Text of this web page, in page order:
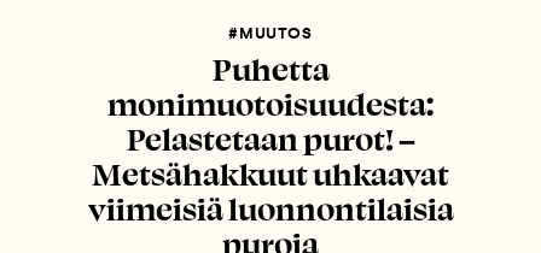
#MUUTOS
Puhetta
monimuotoisuudesta:
Pelastetaan purot! –
Metsähakkuut uhkaavat
viimeisiä luonnontilaisia
puroja